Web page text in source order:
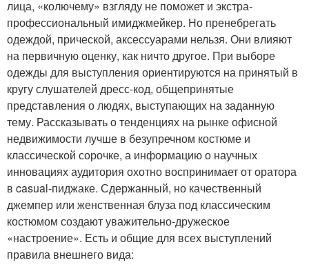
лица, «колючему» взгляду не поможет и экстра-
профессиональный имиджмейкер. Но пренебрегать
одеждой, прической, аксессуарами нельзя. Они влияют
на первичную оценку, как ничто другое. При выборе
одежды для выступления ориентируются на принятый в
кругу слушателей дресс-код, общепринятые
представления о людях, выступающих на заданную
тему. Рассказывать о тенденциях на рынке офисной
недвижимости лучше в безупречном костюме и
классической сорочке, а информацию о научных
инновациях аудитория охотно воспринимает от оратора
в casual-пиджаке. Сдержанный, но качественный
джемпер или женственная блуза под классическим
костюмом создают уважительно-дружеское
«настроение». Есть и общие для всех выступлений
правила внешнего вида: